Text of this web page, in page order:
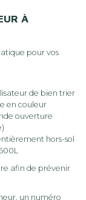
À
pour vos
de bien trier
en couleur
ouverture
hors-sol
afin de prévenir
un numéro